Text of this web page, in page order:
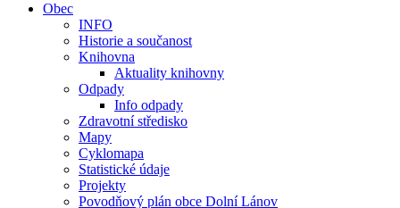
Obec
INFO
Historie a součanost
Knihovna
Aktuality knihovny
Odpady
Info odpady
Zdravotní středisko
Mapy
Cyklomapa
Statistické údaje
Projekty
Povodňový plán obce Dolní Lánov